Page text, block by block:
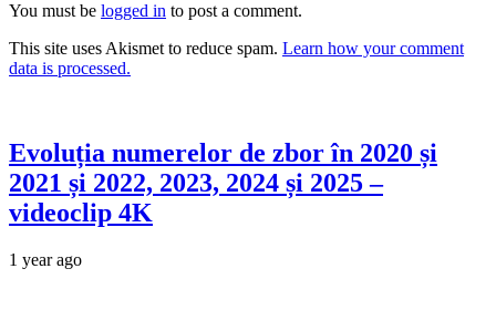
You must be logged in to post a comment.
This site uses Akismet to reduce spam. Learn how your comment
data is processed.
Evoluția numerelor de zbor în 2020 și
2021 și 2022, 2023, 2024 și 2025 –
videoclip 4K
1 year ago